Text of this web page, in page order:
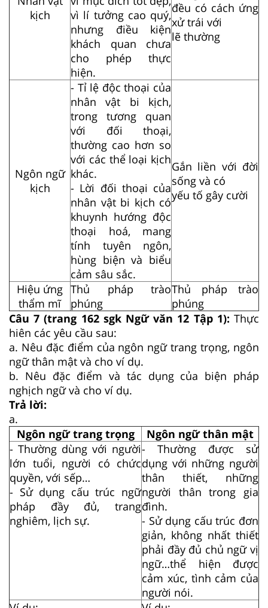
kịch
vì lí tưởng cao quý,
nhưng điều kiện
khách quan chưa
cho phép thực
hiện.
đều có cách ứng
xử trái với
lẽ thường
Ngôn ngữ
kịch
- Tỉ lệ độc thoại của
nhân vật bi kịch,
trong tương quan
với đối thoại,
thường cao hơn so
với các thể loại kịch
khác.
- Lời đối thoại của
nhân vật bi kịch có
khuynh hướng độc
thoại hoá, mang
tính tuyên ngôn,
hùng biện và biểu
cảm sâu sắc.
Gắn liền với đời
sống và có
yếu tố gây cười
Hiệu ứng
thẩm mĩ
Thủ pháp trào
phúng
Thủ pháp trào
phúng
Câu 7 (trang 162 sgk Ngữ văn 12 Tập 1): Thực
hiên các yêu cầu sau:
a. Nêu đặc điểm của ngôn ngữ trang trọng, ngôn
ngữ thân mật và cho ví dụ.
b. Nêu đặc điểm và tác dụng của biện pháp
nghịch ngữ và cho ví dụ.
Trả lời:
a.
Ngôn ngữ trang trọng
Ngôn ngữ thân mật
- Thường dùng với người
lớn tuổi, người có chức
quyền, với sếp…
- Sử dụng cấu trúc ngữ
pháp đầy đủ, trang
nghiêm, lịch sự.
- Thường được sử
dụng với những người
thân thiết, những
người thân trong gia
đình.
- Sử dụng cấu trúc đơn
giản, không nhất thiết
phải đầy đủ chủ ngữ vị
ngữ…thể hiện được
cảm xúc, tình cảm của
người nói.